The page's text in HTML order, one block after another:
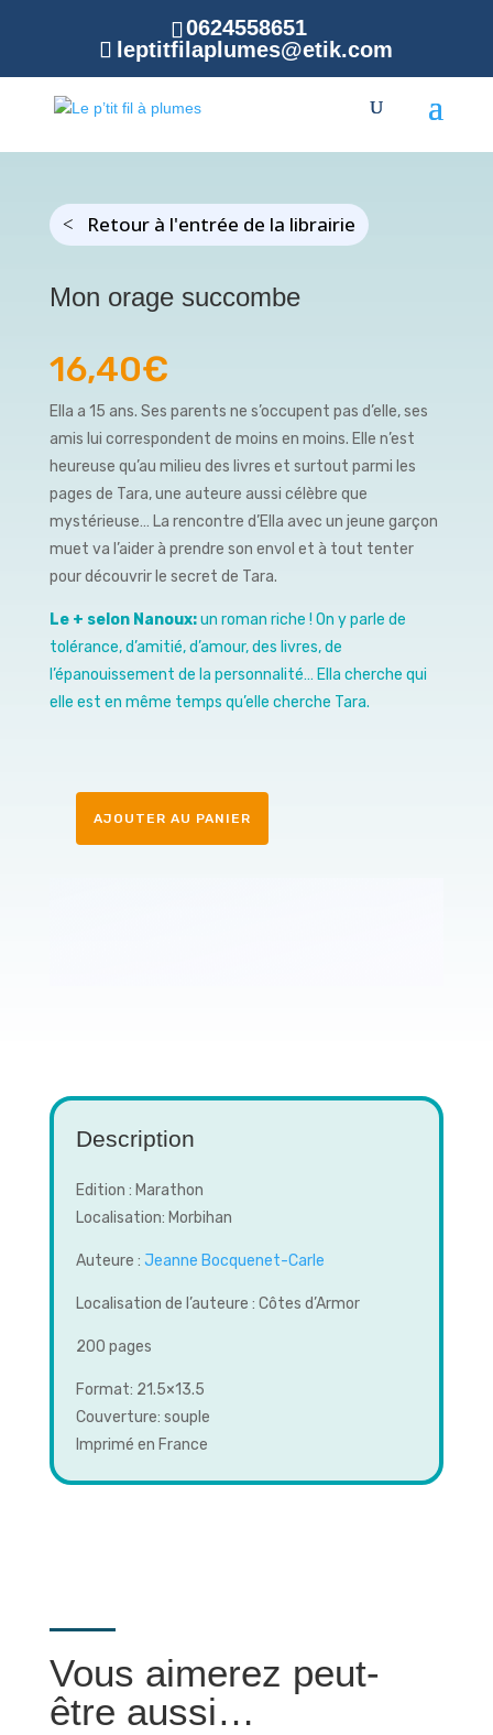
0624558651
leptitfilaplumes@etik.com
Retour à l'entrée de la librairie
Mon orage succombe
16,40€
Ella a 15 ans. Ses parents ne s’occupent pas d’elle, ses
amis lui correspondent de moins en moins. Elle n’est
heureuse qu’au milieu des livres et surtout parmi les
pages de Tara, une auteure aussi célèbre que
mystérieuse… La rencontre d’Ella avec un jeune garçon
muet va l’aider à prendre son envol et à tout tenter
pour découvrir le secret de Tara.
Le + selon Nanoux:un roman riche ! On y parle de
tolérance, d’amitié, d’amour, des livres, de
l’épanouissement de la personnalité… Ella cherche qui
elle est en même temps qu’elle cherche Tara.
AJOUTER AU PANIER
Description
Edition : Marathon
Localisation: Morbihan
Auteure : Jeanne Bocquenet-Carle
Localisation de l’auteure : Côtes d’Armor
200 pages
Format: 21.5×13.5
Couverture: souple
Imprimé en France
Vous aimerez peut-
être aussi…